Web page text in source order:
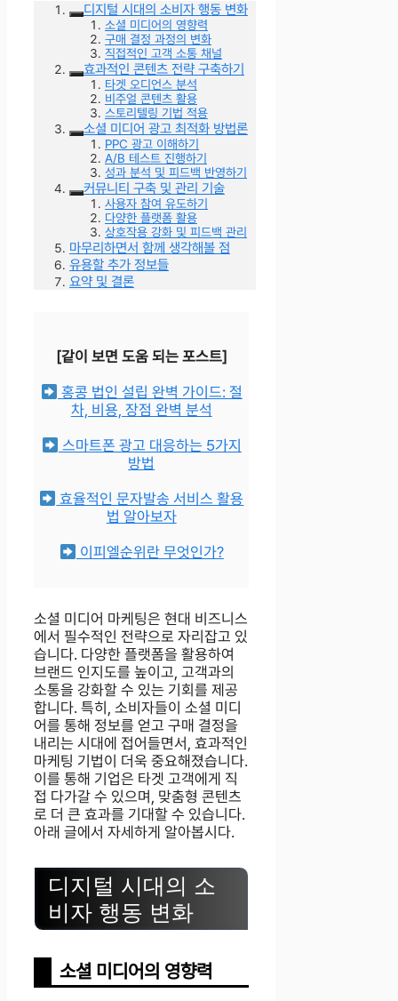
디지털 시대의 소비자 행동 변화
소셜 미디어의 영향력
구매 결정 과정의 변화
직접적인 고객 소통 채널
효과적인 콘텐츠 전략 구축하기
타겟 오디언스 분석
비주얼 콘텐츠 활용
스토리텔링 기법 적용
소셜 미디어 광고 최적화 방법론
PPC 광고 이해하기
A/B 테스트 진행하기
성과 분석 및 피드백 반영하기
커뮤니티 구축 및 관리 기술
사용자 참여 유도하기
다양한 플랫폼 활용
상호작용 강화 및 피드백 관리
마무리하면서 함께 생각해볼 점
유용할 추가 정보들
요약 및 결론
[같이 보면 도움 되는 포스트]
홍콩 법인 설립 완벽 가이드: 절
차, 비용, 장점 완벽 분석
스마트폰 광고 대응하는 5가지
방법
효율적인 문자발송 서비스 활용
법 알아보자
이피엘순위란 무엇인가?
소셜 미디어 마케팅은 현대 비즈니스
에서 필수적인 전략으로 자리잡고 있
습니다. 다양한 플랫폼을 활용하여
브랜드 인지도를 높이고, 고객과의
소통을 강화할 수 있는 기회를 제공
합니다. 특히, 소비자들이 소셜 미디
어를 통해 정보를 얻고 구매 결정을
내리는 시대에 접어들면서, 효과적인
마케팅 기법이 더욱 중요해졌습니다.
이를 통해 기업은 타겟 고객에게 직
접 다가갈 수 있으며, 맞춤형 콘텐츠
로 더 큰 효과를 기대할 수 있습니다.
아래 글에서 자세하게 알아봅시다.
디지털 시대의 소
비자 행동 변화
소셜 미디어의 영향력